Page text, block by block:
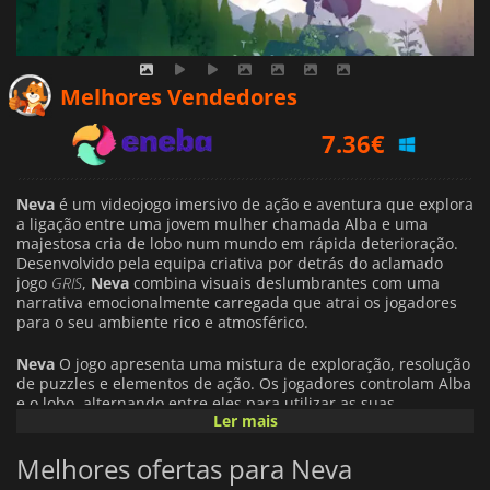
Melhores Vendedores
7.93€
3.99€
Neva é um videojogo imersivo de ação e aventura que explora
a ligação entre uma jovem mulher chamada Alba e uma
majestosa cria de lobo num mundo em rápida deterioração.
Desenvolvido pela equipa criativa por detrás do aclamado
jogo GRIS, Neva combina visuais deslumbrantes com uma
narrativa emocionalmente carregada que atrai os jogadores
para o seu ambiente rico e atmosférico.
Neva O jogo apresenta uma mistura de exploração, resolução
de puzzles e elementos de ação. Os jogadores controlam Alba
e o lobo, alternando entre eles para utilizar as suas
capacidades únicas. Alba pode possuir capacidades como
saltar grandes distâncias e utilizar os sentidos para explorar
o futuro, ajudando a resolver puzzles ambientais.
Ler mais
Melhores ofertas para Neva